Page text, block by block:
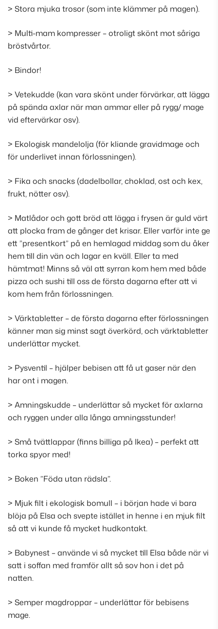
> Stora mjuka trosor (som inte klämmer på magen).
> Multi-mam kompresser – otroligt skönt mot såriga
bröstvårtor.
> Bindor!
> Vetekudde (kan vara skönt under förvärkar, att lägga
på spända axlar när man ammar eller på rygg/ mage
vid eftervärkar osv).
> Ekologisk mandelolja (för kliande gravidmage och
för underlivet innan förlossningen).
> Fika och snacks (dadelbollar, choklad, ost och kex,
frukt, nötter osv).
> Matlådor och gott bröd att lägga i frysen är guld värt
att plocka fram de gånger det krisar. Eller varför inte ge
ett ”presentkort” på en hemlagad middag som du åker
hem till din vän och lagar en kväll. Eller ta med
hämtmat! Minns så väl att syrran kom hem med både
pizza och sushi till oss de första dagarna efter att vi
kom hem från förlossningen.
> Värktabletter – de första dagarna efter förlossningen
känner man sig minst sagt överkörd, och värktabletter
underlättar mycket.
> Pysventil – hjälper bebisen att få ut gaser när den
har ont i magen.
> Amningskudde – underlättar så mycket för axlarna
och ryggen under alla långa amningsstunder!
> Små tvättlappar (finns billiga på Ikea) – perfekt att
torka spyor med!
> Boken ”Föda utan rädsla”.
> Mjuk filt i ekologisk bomull – i början hade vi bara
blöja på Elsa och svepte istället in henne i en mjuk filt
så att vi kunde få mycket hudkontakt.
> Babynest – använde vi så mycket till Elsa både när vi
satt i soffan med framför allt så sov hon i det på
natten.
> Semper magdroppar – underlättar för bebisens
mage.